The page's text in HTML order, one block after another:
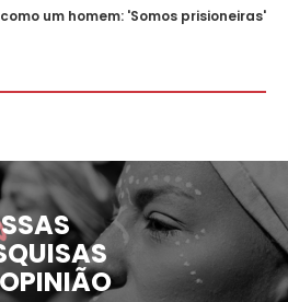
um homem: 'Somos prisioneiras'